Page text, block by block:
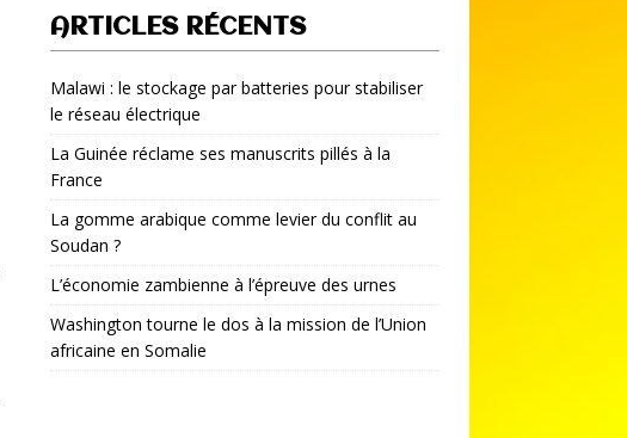
ARTICLES RÉCENTS
Malawi : le stockage par batteries pour stabiliser
le réseau électrique
La Guinée réclame ses manuscrits pillés à la
France
La gomme arabique comme levier du conflit au
Soudan ?
L’économie zambienne à l’épreuve des urnes
Washington tourne le dos à la mission de l’Union
africaine en Somalie